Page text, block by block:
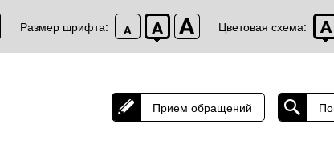
Размер шрифта: Цветовая схема:
Прием обращений